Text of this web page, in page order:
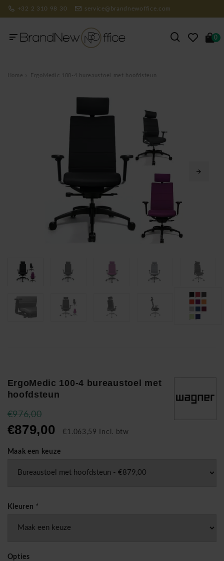
+32 2 310 98 30 service@brandnewoffice.com
0
Home ErgoMedic 100-4 bureaustoel met hoofdsteun
ErgoMedic 100-4 bureaustoel met
hoofdsteun
€976,00
€879,00 €1.063,59 Incl. btw
Maak een keuze
Kleuren *
Opties